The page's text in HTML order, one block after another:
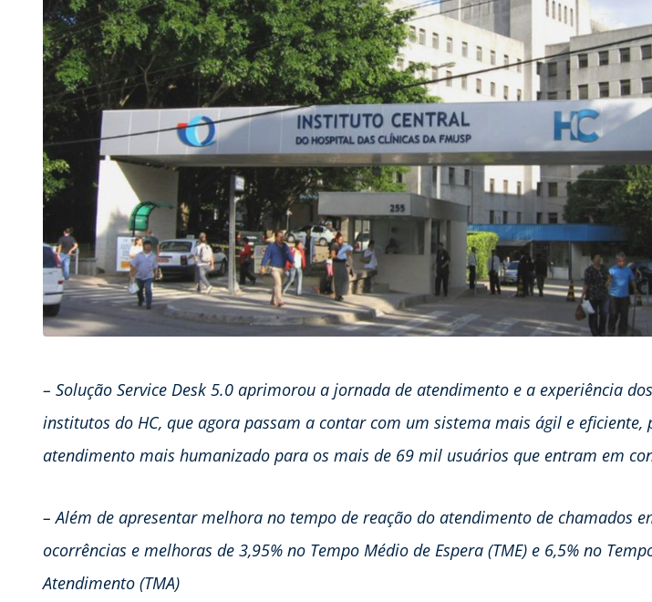
– Solução Service Desk 5.0 aprimorou a jornada de atendimento e a experiência
institutos do HC, que agora passam a contar com um sistema mais ágil e
atendimento mais humanizado para os mais de 69 mil usuários que entram em
– Além de apresentar melhora no tempo de reação do atendimento de chamados
ocorrências e melhoras de 3,95% no Tempo Médio de Espera (TME) e 6,5% no
Atendimento (TMA)